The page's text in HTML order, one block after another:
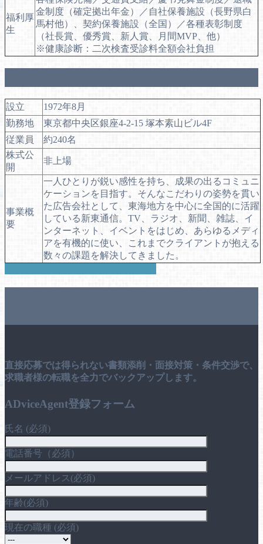
福利厚
生
金制度（確定拠出年金）／自社保養施設（長野県白
馬村他）、契約保養施設（全国）／各種表彰制度
（社長賞、優秀賞、新人賞、月間MVP、他）
※健康診断：二次検査受診料全額会社負担
設立
1972年8月
勤務地
東京都中央区銀座4-2-15 塚本素山ビル4F
従業員
約240名
株式公
開
非上場
事業概
要
一人ひとりが鋭い感性を持ち、成果の出るコミュニ
ケーションを目指す。そんなこだわりの姿勢を貫い
た広告会社として、東海地方を中心に全国的に活躍
している新東通信。TV、ラジオ、新聞、雑誌、イ
ンターネット、イベントをはじめ、あらゆるメディ
アを有機的に使い、これまでクライアントが抱える
数々の課題を解決してきました。
直接応募では得られない書類添削・面接対策・条件交渉で、
求職者様の転職を全力でバックアップします。
ADviceAgent登録フォーム
氏名 (必須)
電話番号（必須）
メールアドレス(必須)
年齢(必須)
現在の職種 (必須)